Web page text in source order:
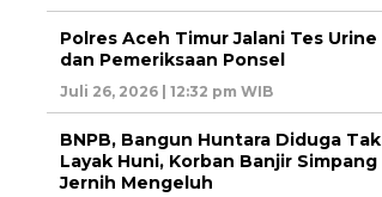
Polres Aceh Timur Jalani Tes Urine
dan Pemeriksaan Ponsel
Juli 26, 2026 | 12:32 pm WIB
BNPB, Bangun Huntara Diduga Tak
Layak Huni, Korban Banjir Simpang
Jernih Mengeluh